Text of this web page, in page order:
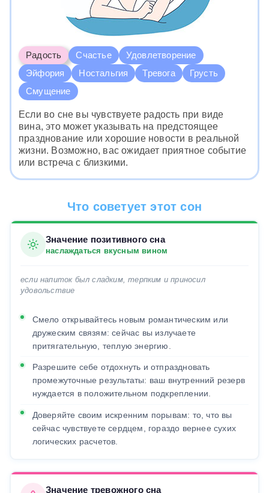
Радость Счастье
Удовлетворение
Эйфория
Ностальгия Тревога
Грусть
Смущение
Если во сне вы чувствуете радость при виде
вина, это может указывать на предстоящее
празднование или хорошие новости в реальной
жизни. Возможно, вас ожидает приятное событие
или встреча с близкими.
Что советует этот сон
Значение позитивного сна
наслаждаться вкусным вином
если напиток был сладким, терпким и приносил
удовольствие
Смело открывайтесь новым романтическим или
дружеским связям: сейчас вы излучаете
притягательную, теплую энергию.
Разрешите себе отдохнуть и отпраздновать
промежуточные результаты: ваш внутренний резерв
нуждается в положительном подкреплении.
Доверяйте своим искренним порывам: то, что вы
сейчас чувствуете сердцем, гораздо вернее сухих
логических расчетов.
Значение тревожного сна